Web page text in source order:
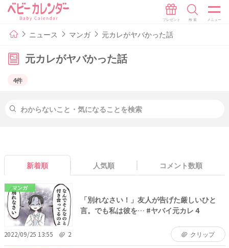
ニュース マンガ 元カレがヤバかった話
元カレがヤバかった話
4件
新着順 人気順 コメント数順
マンガ
「別れなさい！」友人が告げた厳しいひと
言。でも私は彼を… #ヤバイ元カレ 4
2022/09/25 13:55 2 クリップ